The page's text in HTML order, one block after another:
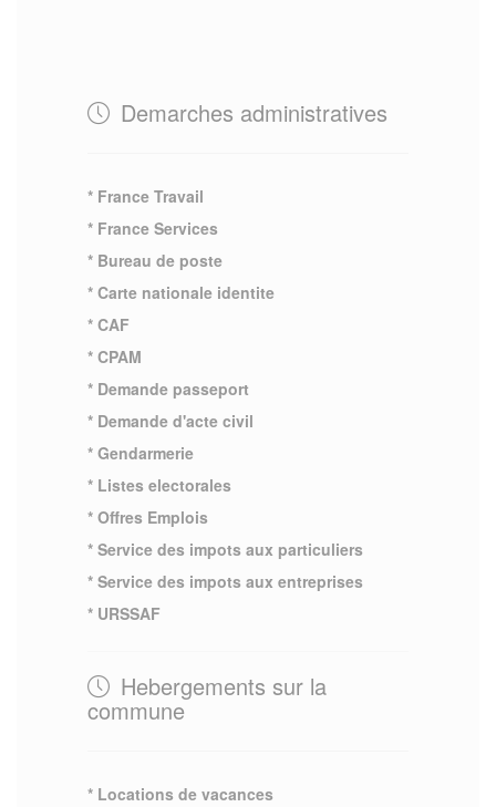
Demarches administratives
* France Travail
* France Services
* Bureau de poste
* Carte nationale identite
* CAF
* CPAM
* Demande passeport
* Demande d'acte civil
* Gendarmerie
* Listes electorales
* Offres Emplois
* Service des impots aux particuliers
* Service des impots aux entreprises
* URSSAF
Hebergements sur la
commune
* Locations de vacances